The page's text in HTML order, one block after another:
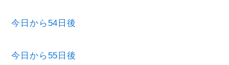
今日から54日後
今日から55日後